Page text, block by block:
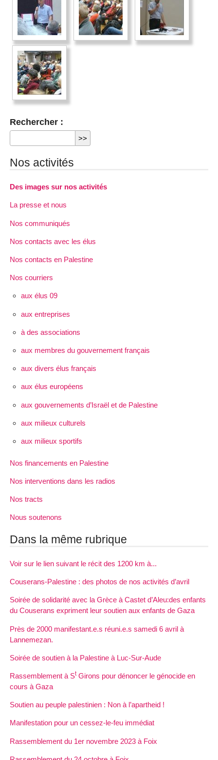
Rechercher :
Nos activités
Des images sur nos activités
La presse et nous
Nos communiqués
Nos contacts avec les élus
Nos contacts en Palestine
Nos courriers
aux élus 09
aux entreprises
à des associations
aux membres du gouvernement français
aux divers élus français
aux élus européens
aux gouvernements d’Israël et de Palestine
aux milieux culturels
aux milieux sportifs
Nos financements en Palestine
Nos interventions dans les radios
Nos tracts
Nous soutenons
Dans la même rubrique
Voir sur le lien suivant le récit des 1200 km à...
Couserans-Palestine : des photos de nos activités d’avril
Soirée de solidarité avec la Grèce à Castet d’Aleu:des enfants
du Couserans expriment leur soutien aux enfants de Gaza
Près de 2000 manifestant.e.s réuni.e.s samedi 6 avril à
Lannemezan.
Soirée de soutien à la Palestine à Luc-Sur-Aude
Rassemblement à StGirons pour dénoncer le génocide en
cours à Gaza
Soutien au peuple palestinien : Non à l’apartheid !
Manifestation pour un cessez-le-feu immédiat
Rassemblement du 1er novembre 2023 à Foix